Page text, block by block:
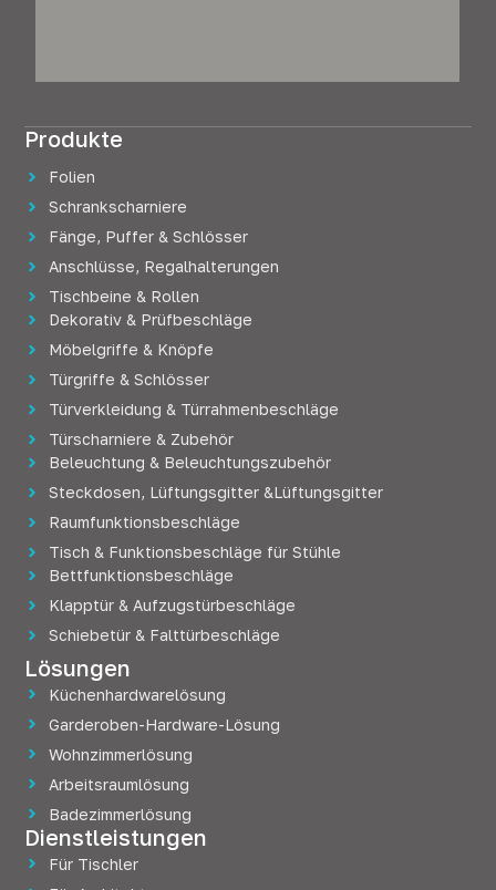
Produkte
Folien
Schrankscharniere
Fänge, Puffer & Schlösser
Anschlüsse, Regalhalterungen
Tischbeine & Rollen
Dekorativ & Prüfbeschläge
Möbelgriffe & Knöpfe
Türgriffe & Schlösser
Türverkleidung & Türrahmenbeschläge
Türscharniere & Zubehör
Beleuchtung & Beleuchtungszubehör
Steckdosen, Lüftungsgitter &Lüftungsgitter
Raumfunktionsbeschläge
Tisch & Funktionsbeschläge für Stühle
Bettfunktionsbeschläge
Klapptür & Aufzugstürbeschläge
Schiebetür & Falttürbeschläge
Lösungen
Küchenhardwarelösung
Garderoben-Hardware-Lösung
Wohnzimmerlösung
Arbeitsraumlösung
Badezimmerlösung
Dienstleistungen
Für Tischler